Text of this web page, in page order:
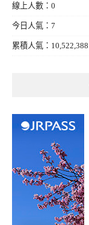
線上人數：0
今日人氣：7
累積人氣：10,522,388